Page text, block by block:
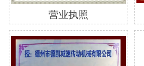
营业执照